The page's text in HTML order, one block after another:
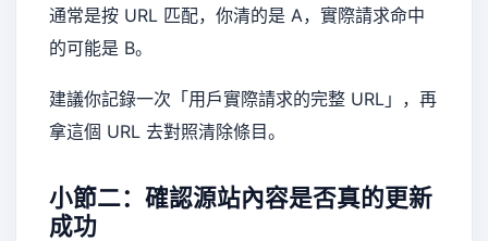
通常是按 URL 匹配，你清的是 A，實際請求命中
的可能是 B。
建議你記錄一次「用戶實際請求的完整 URL」，再
拿這個 URL 去對照清除條目。
小節二：確認源站內容是否真的更新
成功